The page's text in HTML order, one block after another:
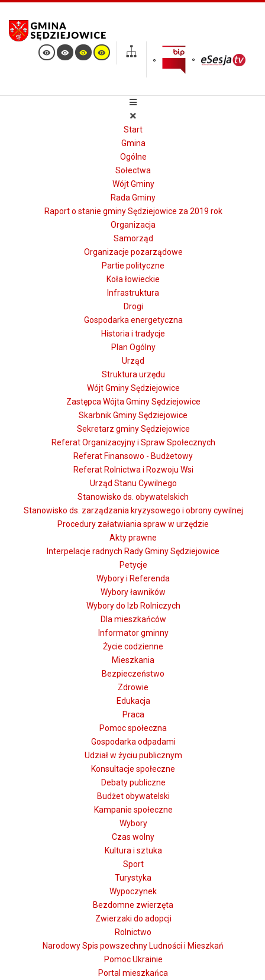
Start
Gmina
Ogólne
Sołectwa
Wójt Gminy
Rada Gminy
Raport o stanie gminy Sędziejowice za 2019 rok
Organizacja
Samorząd
Organizacje pozarządowe
Partie polityczne
Koła łowieckie
Infrastruktura
Drogi
Gospodarka energetyczna
Historia i tradycje
Plan Ogólny
Urząd
Struktura urzędu
Wójt Gminy Sędziejowice
Zastępca Wójta Gminy Sędziejowice
Skarbnik Gminy Sędziejowice
Sekretarz gminy Sędziejowice
Referat Organizacyjny i Spraw Społecznych
Referat Finansowo - Budżetowy
Referat Rolnictwa i Rozwoju Wsi
Urząd Stanu Cywilnego
Stanowisko ds. obywatelskich
Stanowisko ds. zarządzania kryzysowego i obrony cywilnej
Procedury załatwiania spraw w urzędzie
Akty prawne
Interpelacje radnych Rady Gminy Sędziejowice
Petycje
Wybory i Referenda
Wybory ławników
Wybory do Izb Rolniczych
Dla mieszkańców
Informator gminny
Życie codzienne
Mieszkania
Bezpieczeństwo
Zdrowie
Edukacja
Praca
Pomoc społeczna
Gospodarka odpadami
Udział w życiu publicznym
Konsultacje społeczne
Debaty publiczne
Budżet obywatelski
Kampanie społeczne
Wybory
Czas wolny
Kultura i sztuka
Sport
Turystyka
Wypoczynek
Bezdomne zwierzęta
Zwierzaki do adopcji
Rolnictwo
Narodowy Spis powszechny Ludności i Mieszkań
Pomoc Ukrainie
Portal mieszkańca